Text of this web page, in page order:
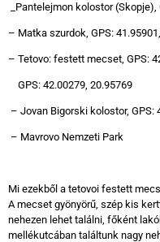
_Pantelejmon kolostor (Skopje),
– Matka szurdok, GPS:
– Tetovo: festett mecset, GPS:
GPS: 42.00279, 20.95769
– Jovan Bigorski kolostor, GPS:
– Mavrovo Nemzeti Park
Mi ezekből a tetovoi festett
A mecset gyönyörű, szép kis
nehezen lehet találni, főként
mellékutcában találtunk nagy